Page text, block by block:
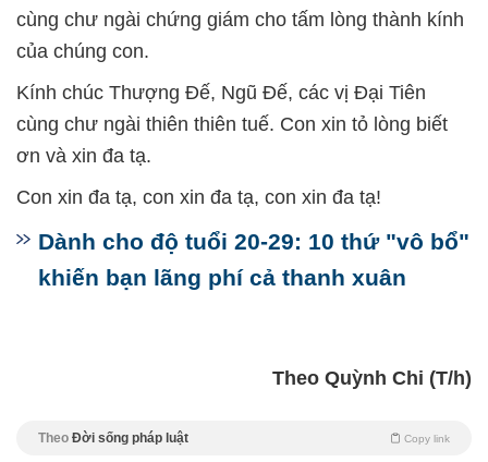
cùng chư ngài chứng giám cho tấm lòng thành kính
của chúng con.
Kính chúc Thượng Đế, Ngũ Đế, các vị Đại Tiên
cùng chư ngài thiên thiên tuế. Con xin tỏ lòng biết
ơn và xin đa tạ.
Con xin đa tạ, con xin đa tạ, con xin đa tạ!
Dành cho độ tuổi 20-29: 10 thứ "vô bổ"
khiến bạn lãng phí cả thanh xuân
Theo Quỳnh Chi (T/h)
Theo Đời sống pháp luật Copy link